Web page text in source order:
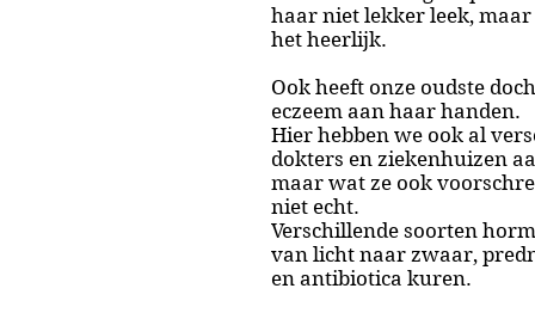
haar niet lekker leek,
het heerlijk.
Ook heeft onze oudste
eczeem aan haar handen.
Hier hebben we ook al
dokters en ziekenhuizen
maar wat ze ook
niet echt.
Verschillende soorten
van licht naar zwaar,
en antibiotica kuren.